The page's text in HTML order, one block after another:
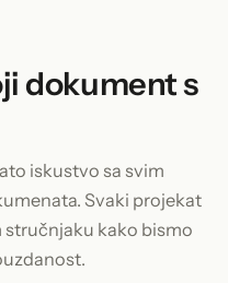
dokument s
iskustvo sa svim
Svaki projekat
kako bismo